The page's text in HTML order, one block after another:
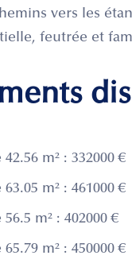
vers les
feutrée et
m² : 332000 €
m² : 461000 €
m² : 402000 €
m² : 450000 €